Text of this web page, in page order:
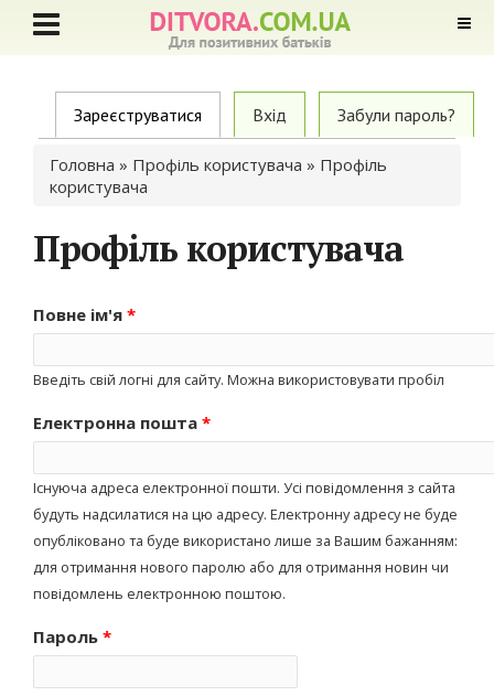
Primary tabs
Зареєструватися (active tab)
Вхід Забули пароль?
Ви є тут
Головна » Профіль користувача » Профіль
користувача
Профіль користувача
Повне ім'я *
Введіть свій логні для сайту. Можна використовувати пробіл
Електронна пошта *
Існуюча адреса електронної пошти. Усі повідомлення з сайта
будуть надсилатися на цю адресу. Електронну адресу не буде
опубліковано та буде використано лише за Вашим бажанням:
для отримання нового паролю або для отримання новин чи
повідомлень електронною поштою.
Пароль *